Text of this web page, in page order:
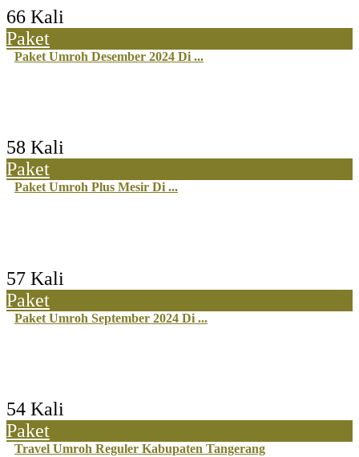
66 Kali
Paket
Paket Umroh Desember 2024 Di ...
58 Kali
Paket
Paket Umroh Plus Mesir Di ...
57 Kali
Paket
Paket Umroh September 2024 Di ...
54 Kali
Paket
Travel Umroh Reguler Kabupaten Tangerang